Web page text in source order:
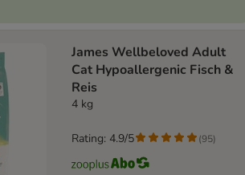
James Wellbeloved Adult
Cat Hypoallergenic Fisch &
Reis
4 kg
Rating: 4.9/5 (95)